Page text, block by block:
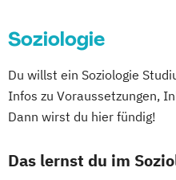
Soziologie - Zugänge
Volkswirtschaft
innen und
Soziologie
Du willst ein Soziologie
Infos zu Voraussetzungen,
Dann wirst du hier fündig!
Das lernst du im